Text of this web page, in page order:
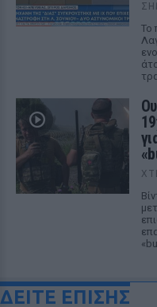
Το
ΔΕΙΤΕ ΕΠΙΣΗΣ